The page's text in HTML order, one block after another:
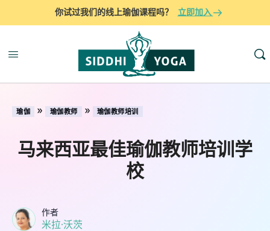
你试过我们的线上瑜伽课程吗？ 立即加入
瑜伽 » 瑜伽教师 » 瑜伽教师培训
马来西亚最佳瑜伽教师培训学
校
作者
米拉·沃茨